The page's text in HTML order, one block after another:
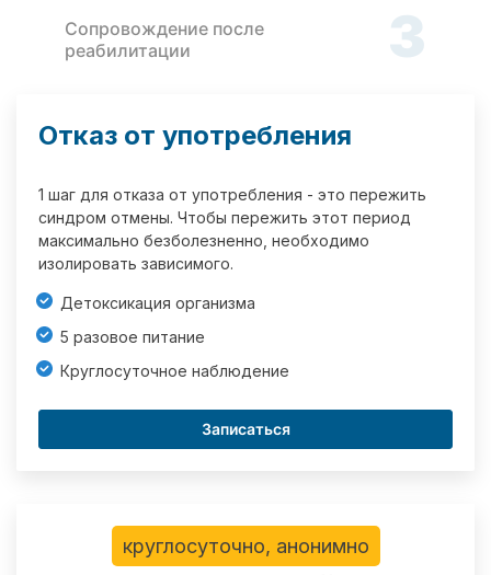
Сопровождение после
реабилитации
3
Отказ от употребления
1 шаг для отказа от употребления - это пережить
синдром отмены. Чтобы пережить этот период
максимально безболезненно, необходимо
изолировать зависимого.
Детоксикация организма
5 разовое питание
Круглосуточное наблюдение
Записаться
круглосуточно, анонимно